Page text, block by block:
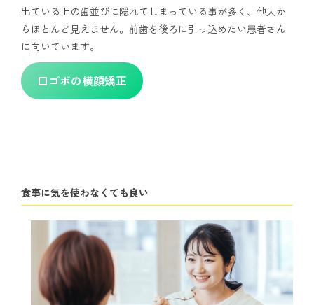
出ている上の歯並びに隠れてしまっている事が多く、他人か
らほとんど見えません。前歯を後ろに引っ込めたい患者さん
に向いています。
口ゴボの横顔矯正
食事に気を使わなくても良い